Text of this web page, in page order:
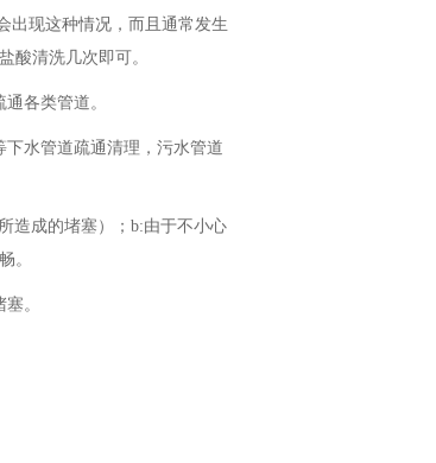
出现这种情况，而且通常发生
酸清洗几次即可。
各类管道。
水管道疏通清理，污水管道
造成的堵塞）；b:由于不小心
。
。